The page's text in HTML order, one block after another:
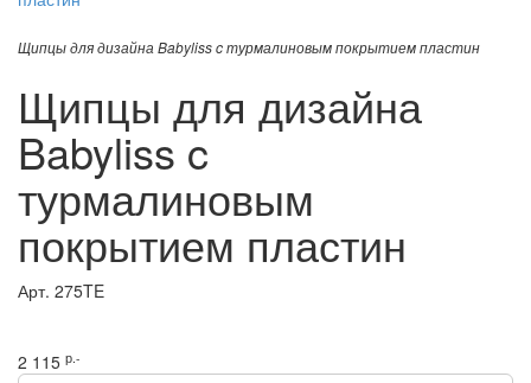
Щипцы для дизайна Babyliss c турмалиновым покрытием пластин
Щипцы для дизайна
Babyliss c
турмалиновым
покрытием пластин
Арт. 275TE
2 115 р.-